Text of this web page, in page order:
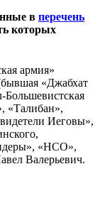
в перечень
которых
армия»
«Джабхат
Иеговы»,
«НСО»,
Валерьевич.